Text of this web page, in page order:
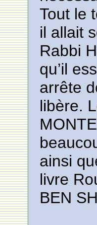
Tout le
il allait
Rabbi
qu’il
arrête
libère.
ainsi
livre
BEN